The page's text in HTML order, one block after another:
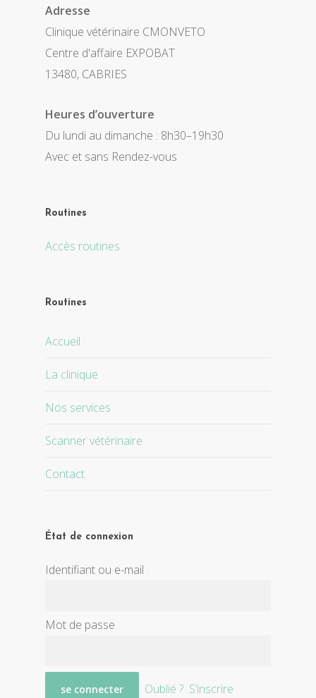
Adresse
Clinique vétérinaire CMONVETO
Centre d'affaire EXPOBAT
13480, CABRIES
Heures d’ouverture
Du lundi au dimanche : 8h30–19h30
Avec et sans Rendez-vous
Routines
Accès routines
Routines
Accueil
La clinique
Nos services
Scanner vétérinaire
Contact
État de connexion
Identifiant ou e-mail
Mot de passe
Oublié ? S’inscrire